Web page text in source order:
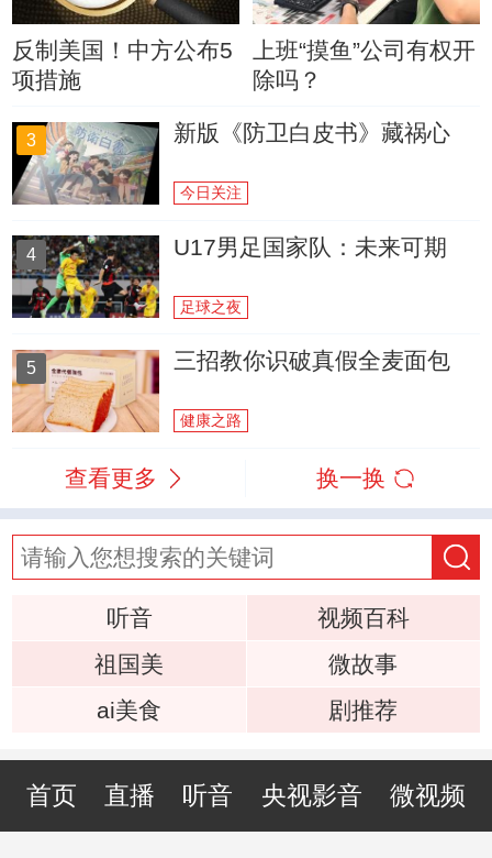
反制美国！中方公布5
项措施
上班“摸鱼”公司有权开
除吗？
3 新版《防卫白皮书》藏祸心
今日关注
4 U17男足国家队：未来可期
足球之夜
5 三招教你识破真假全麦面包
健康之路
查看更多 换一换
听音
视频百科
祖国美
微故事
ai美食
剧推荐
首页 直播 听音 央视影音 微视频